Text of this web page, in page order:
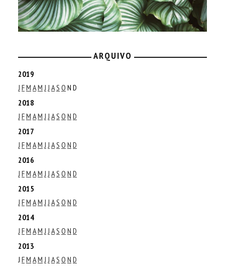
ARQUIVO
2019
J FM AM J J AS O N D
2018
J FM AM J J AS O N D
2017
J FM AM J J AS O N D
2016
J FM AM J J AS O N D
2015
J FM AM J J AS O N D
2014
J FM AM J J AS O N D
2013
J FM AM J J AS O N D